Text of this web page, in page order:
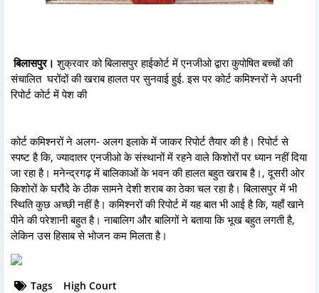
बिलासपुर।शुक्रवार को बिलासपुर हाईकोर्ट में एनजीओ द्वारा कुपोषित बच्चों की
संचालित घरोंदों की खराब हालत पर सुनवाई हुई. इस पर कोर्ट कमिश्नरों ने अपनी
रिपोर्ट कोर्ट में पेश की
कोर्ट कमिश्नरों ने अलग- अलग इलाके में जाकर रिपोर्ट तैयार की है। रिपोर्ट से
स्पष्ट है कि, ज्यादातर एनजीओ के संस्थानों में रहने वाले किशोरों पर ध्यान नहीं दिया
जा रहा है। मनेन्द्रगढ़ में बालिकाओं के भवन की हालत बहुत खराब है।, दूसरी ओर
किशोरों के घरौंदे के ठीक सामने देशी शराब का ठेका चल रहा है। बिलासपुर में भी
स्थिति कुछ अच्छी नहीं है। कमिश्नरों की रिपोर्ट में यह बात भी आई है कि, यहाँ खाने
पीने की परेशानी बहुत है। नाबालिग और बालिगों ने बताया कि भूख बहुत लगती है,
लेकिन उस हिसाब से भोजन कम मिलता है।
Tags High Court